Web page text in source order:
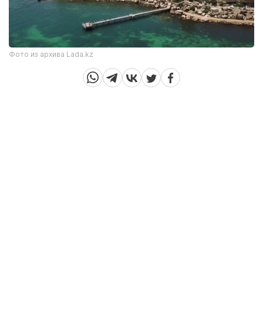
Фото из архива Lada.kz